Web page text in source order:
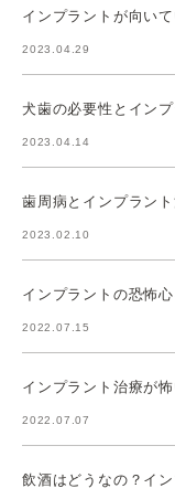
インプラントが向い
2023.04.29
犬歯の必要性とインプ
2023.04.14
歯周病とインプラン
2023.02.10
インプラントの恐怖
2022.07.15
インプラント治療が
2022.07.07
飲酒はどうなの？イ